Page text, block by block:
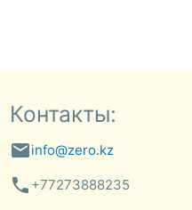
Контакты:
emailinfo@zero.kz
phone +77273888235